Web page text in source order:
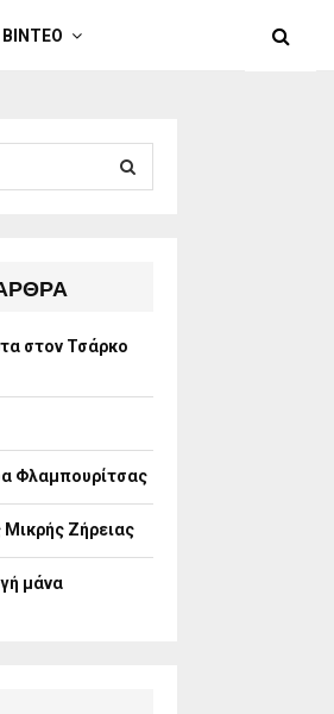
ΒΙΝΤΕΟ
R
H
στον Τσάρκο
Φλαμπουρίτσας
Μικρής Ζήρειας
μάνα